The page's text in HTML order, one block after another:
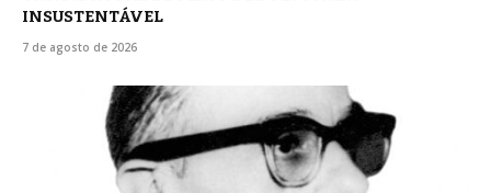
INSUSTENTÁVEL
7 de agosto de 2026